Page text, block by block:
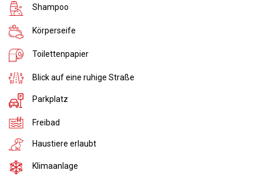
Shampoo
Körperseife
Toilettenpapier
Blick auf eine ruhige Straße
Parkplatz
Freibad
Haustiere erlaubt
Klimaanlage